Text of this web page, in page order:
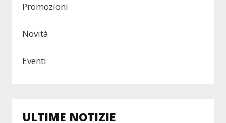
Promozioni
Novità
Eventi
ULTIME NOTIZIE